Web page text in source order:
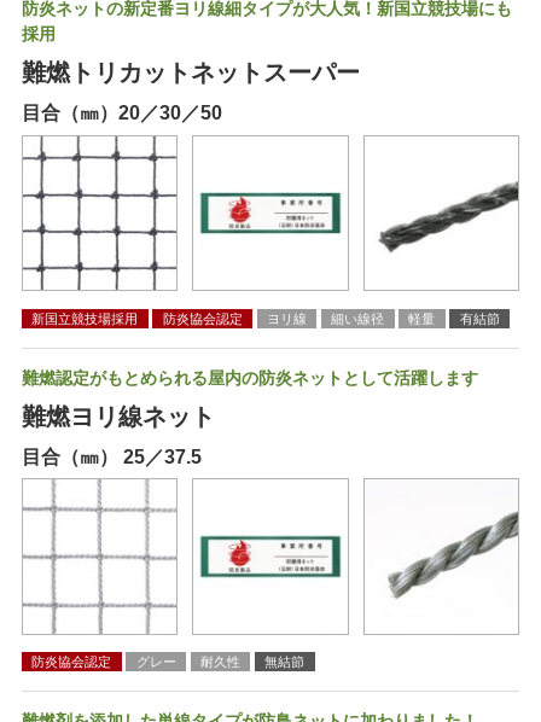
防炎ネットの新定番ヨリ線細タイプが大人気！新国立競技場にも
採用
難燃トリカットネットスーパー
目合（㎜）20／30／50
新国立競技場採用 防炎協会認定 ヨリ線 細い線径 軽量 有結節
難燃認定がもとめられる屋内の防炎ネットとして活躍します
難燃ヨリ線ネット
目合（㎜） 25／37.5
防炎協会認定 グレー 耐久性 無結節